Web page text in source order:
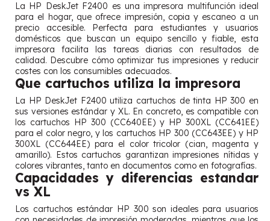
La HP DeskJet F2400 es una impresora multifunción ideal
para el hogar, que ofrece impresión, copia y escaneo a un
precio accesible. Perfecta para estudiantes y usuarios
domésticos que buscan un equipo sencillo y fiable, esta
impresora facilita las tareas diarias con resultados de
calidad. Descubre cómo optimizar tus impresiones y reducir
costes con los consumibles adecuados.
Que cartuchos utiliza la impresora
La HP DeskJet F2400 utiliza cartuchos de tinta HP 300 en
sus versiones estándar y XL. En concreto, es compatible con
los cartuchos HP 300 (CC640EE) y HP 300XL (CC641EE)
para el color negro, y los cartuchos HP 300 (CC643EE) y HP
300XL (CC644EE) para el color tricolor (cian, magenta y
amarillo). Estos cartuchos garantizan impresiones nítidas y
colores vibrantes, tanto en documentos como en fotografías.
Capacidades y diferencias estandar
vs XL
Los cartuchos estándar HP 300 son ideales para usuarios